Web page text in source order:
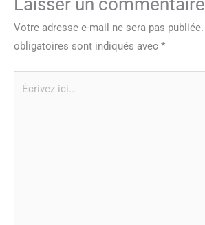
Votre adresse e-mail ne sera pas publiée.
obligatoires sont indiqués avec *